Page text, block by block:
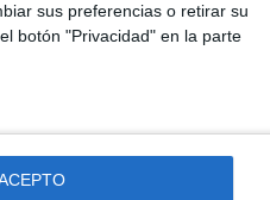
sus preferencias o retirar su
botón "Privacidad" en la parte